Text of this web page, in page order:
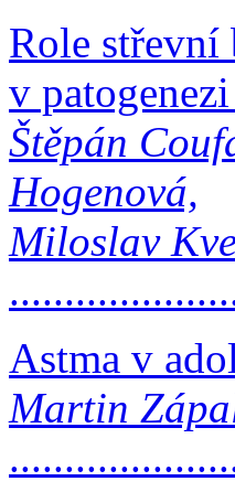
Role
v
Štěpán
Hogenová,
Miloslav
Astma v
Martin